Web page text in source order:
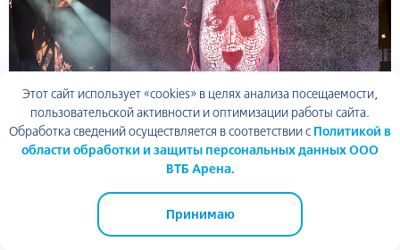
КИНО / май 2024
ТЦ Арена Плаза ВТБ Арена
Этот сайт использует «cookies» в целях анализа посещаемости,
пользовательской активности и оптимизации работы сайта.
Обработка сведений осуществляется в соответствии с Политикой в
области обработки и защиты персональных данных ООО
ВТБ Арена.
Принимаю